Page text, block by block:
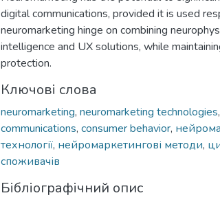
digital communications, provided it is used
neuromarketing hinge on combining
intelligence and UX solutions, while
protection.
Ключові слова
neuromarketing, neuromarketing technologies,
communications, consumer behavior,
технології, нейромаркетингові методи,
споживачів
Бібліографічний опис